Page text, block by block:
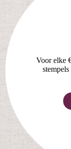
Voor elke